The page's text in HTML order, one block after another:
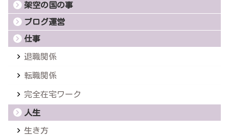
架空の国の事
ブログ運営
仕事
退職関係
転職関係
完全在宅ワーク
人生
生き方